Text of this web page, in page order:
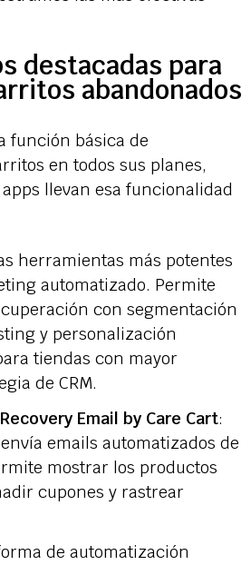
destacadas para
abandonados
función básica de
en todos sus planes,
llevan esa funcionalidad
herramientas más potentes
automatizado. Permite
con segmentación
y personalización
tiendas con mayor
de CRM.
Email by Care Cart:
emails automatizados de
mostrar los productos
cupones y rastrear
de automatización